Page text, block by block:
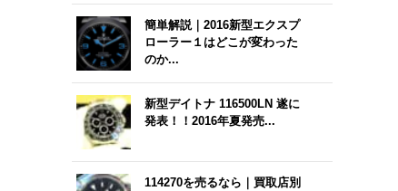
簡単解説｜2016新型エクスプ
ローラー１はどこが変わった
のか...
新型デイトナ 116500LN 遂に
発表！！2016年夏発売...
114270を売るなら｜買取店別